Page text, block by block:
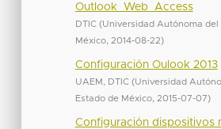
Outlook_Web_Access
DTIC (Universidad Autónoma del
México, 2014-08-22)
Configuración Oulook 2013
UAEM, DTIC (Universidad
Estado de México, 2015-07-07)
Configuración dispositivos